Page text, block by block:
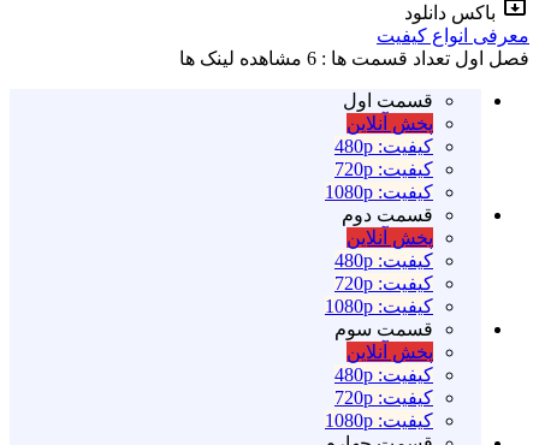
باکس دانلود
معرفی انواع کیفیت
فصل اول تعداد قسمت ها : 6 مشاهده لینک ها
قسمت اول
پخش آنلاین
کیفیت: 480p
کیفیت: 720p
کیفیت: 1080p
قسمت دوم
پخش آنلاین
کیفیت: 480p
کیفیت: 720p
کیفیت: 1080p
قسمت سوم
پخش آنلاین
کیفیت: 480p
کیفیت: 720p
کیفیت: 1080p